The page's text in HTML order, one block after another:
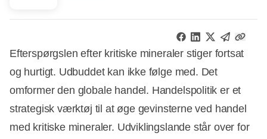
Efterspørgslen efter kritiske mineraler stiger fortsat
og hurtigt. Udbuddet kan ikke følge med. Det
omformer den globale handel. Handelspolitik er et
strategisk værktøj til at øge gevinsterne ved handel
med kritiske mineraler. Udviklingslande står over for